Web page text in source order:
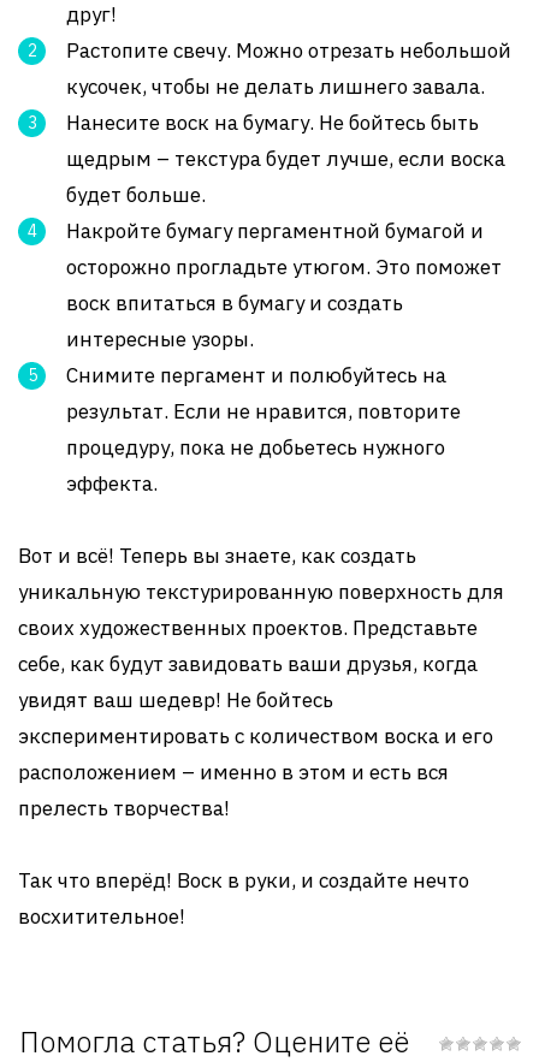
друг!
Растопите свечу. Можно отрезать небольшой
кусочек, чтобы не делать лишнего завала.
Нанесите воск на бумагу. Не бойтесь быть
щедрым – текстура будет лучше, если воска
будет больше.
Накройте бумагу пергаментной бумагой и
осторожно прогладьте утюгом. Это поможет
воск впитаться в бумагу и создать
интересные узоры.
Снимите пергамент и полюбуйтесь на
результат. Если не нравится, повторите
процедуру, пока не добьетесь нужного
эффекта.
Вот и всё! Теперь вы знаете, как создать
уникальную текстурированную поверхность для
своих художественных проектов. Представьте
себе, как будут завидовать ваши друзья, когда
увидят ваш шедевр! Не бойтесь
экспериментировать с количеством воска и его
расположением – именно в этом и есть вся
прелесть творчества!
Так что вперёд! Воск в руки, и создайте нечто
восхитительное!
Помогла статья? Оцените её